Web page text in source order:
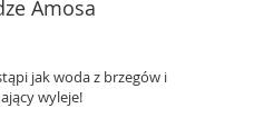
Amosa
jak woda z brzegów i
wyleje!